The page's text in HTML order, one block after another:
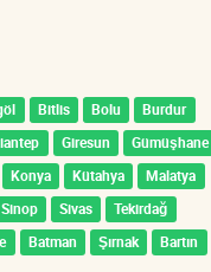
Bitlis Bolu
Burdur
Giresun
Gümüşhane
Konya Kütahya
Malatya
Sinop Sivas
Tekirdağ
Batman Şırnak
Bartın